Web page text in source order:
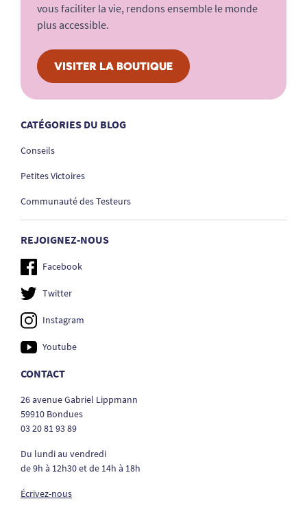
vous faciliter la vie, rendons ensemble le monde
plus accessible.
VISITER LA BOUTIQUE
CATÉGORIES DU BLOG
Conseils
Petites Victoires
Communauté des Testeurs
REJOIGNEZ-NOUS
Facebook
Twitter
Instagram
Youtube
CONTACT
26 avenue Gabriel Lippmann
59910 Bondues
03 20 81 93 89
Du lundi au vendredi
de 9h à 12h30 et de 14h à 18h
Écrivez-nous